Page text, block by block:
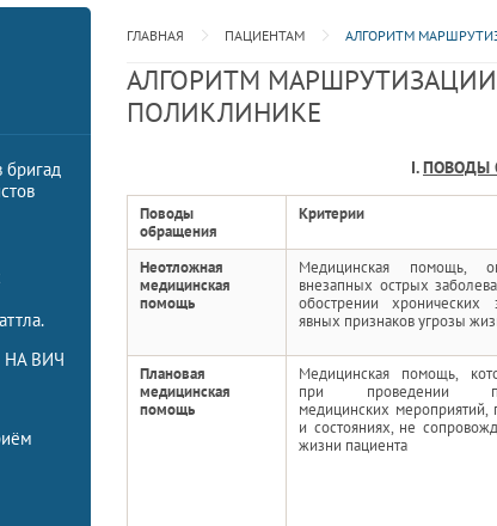
бригад
ВИЧ
ГЛАВНАЯ ПАЦИЕНТАМ АЛГОРИТМ
АЛГОРИТМ
ПОЛИКЛИНИКЕ
I.ПОВОДЫ
Поводы
обращения
Критерии
Неотложная
медицинская
помощь
Медицинская помощь,
внезапных острых
обострении хронических
явных признаков угрозы
Плановая
медицинская
помощь
Медицинская помощь,
при проведении
медицинских мероприятий,
и состояниях, не
жизни пациента